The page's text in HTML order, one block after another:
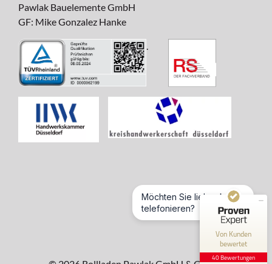
Pawlak Bauelemente GmbH
GF: Mike Gonzalez Hanke
.
Möchten Sie lieber kurz
telefonieren?
Von Kunden
bewertet
40 Bewertungen
Kundenbewertungen und Erfahrungen zu
Pawlak24.de
4,72 / 5,00
5
Bewertungen auf
ProvenExpert.com
35